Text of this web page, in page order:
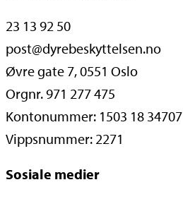
23 13 92 50
post@dyrebeskyttelsen.no
Øvre gate 7, 0551 Oslo
Orgnr. 971 277 475
Kontonummer: 1503 18 34707
Vippsnummer: 2271
Sosiale medier